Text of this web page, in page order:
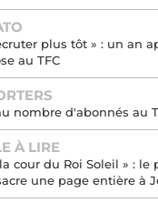
plus tôt » : un an
au TFC
nombre d'abonnés au
À LIRE
cour du Roi Soleil » :
une page entière à